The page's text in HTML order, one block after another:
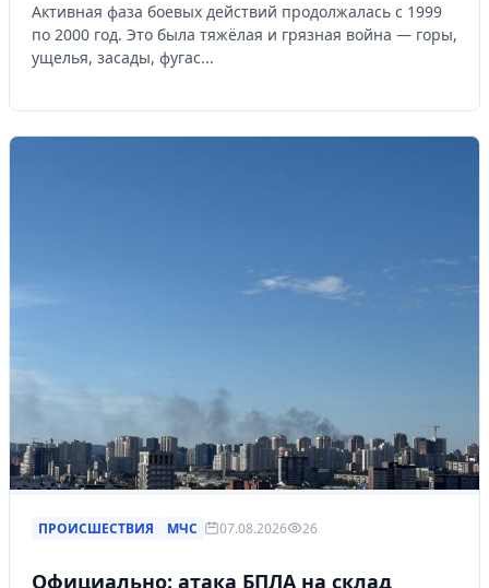
Активная фаза боевых действий продолжалась с 1999
по 2000 год. Это была тяжёлая и грязная война — горы,
ущелья, засады, фугас...
ПРОИСШЕСТВИЯ МЧС 07.08.2026 26
Официально: атака БПЛА на склад